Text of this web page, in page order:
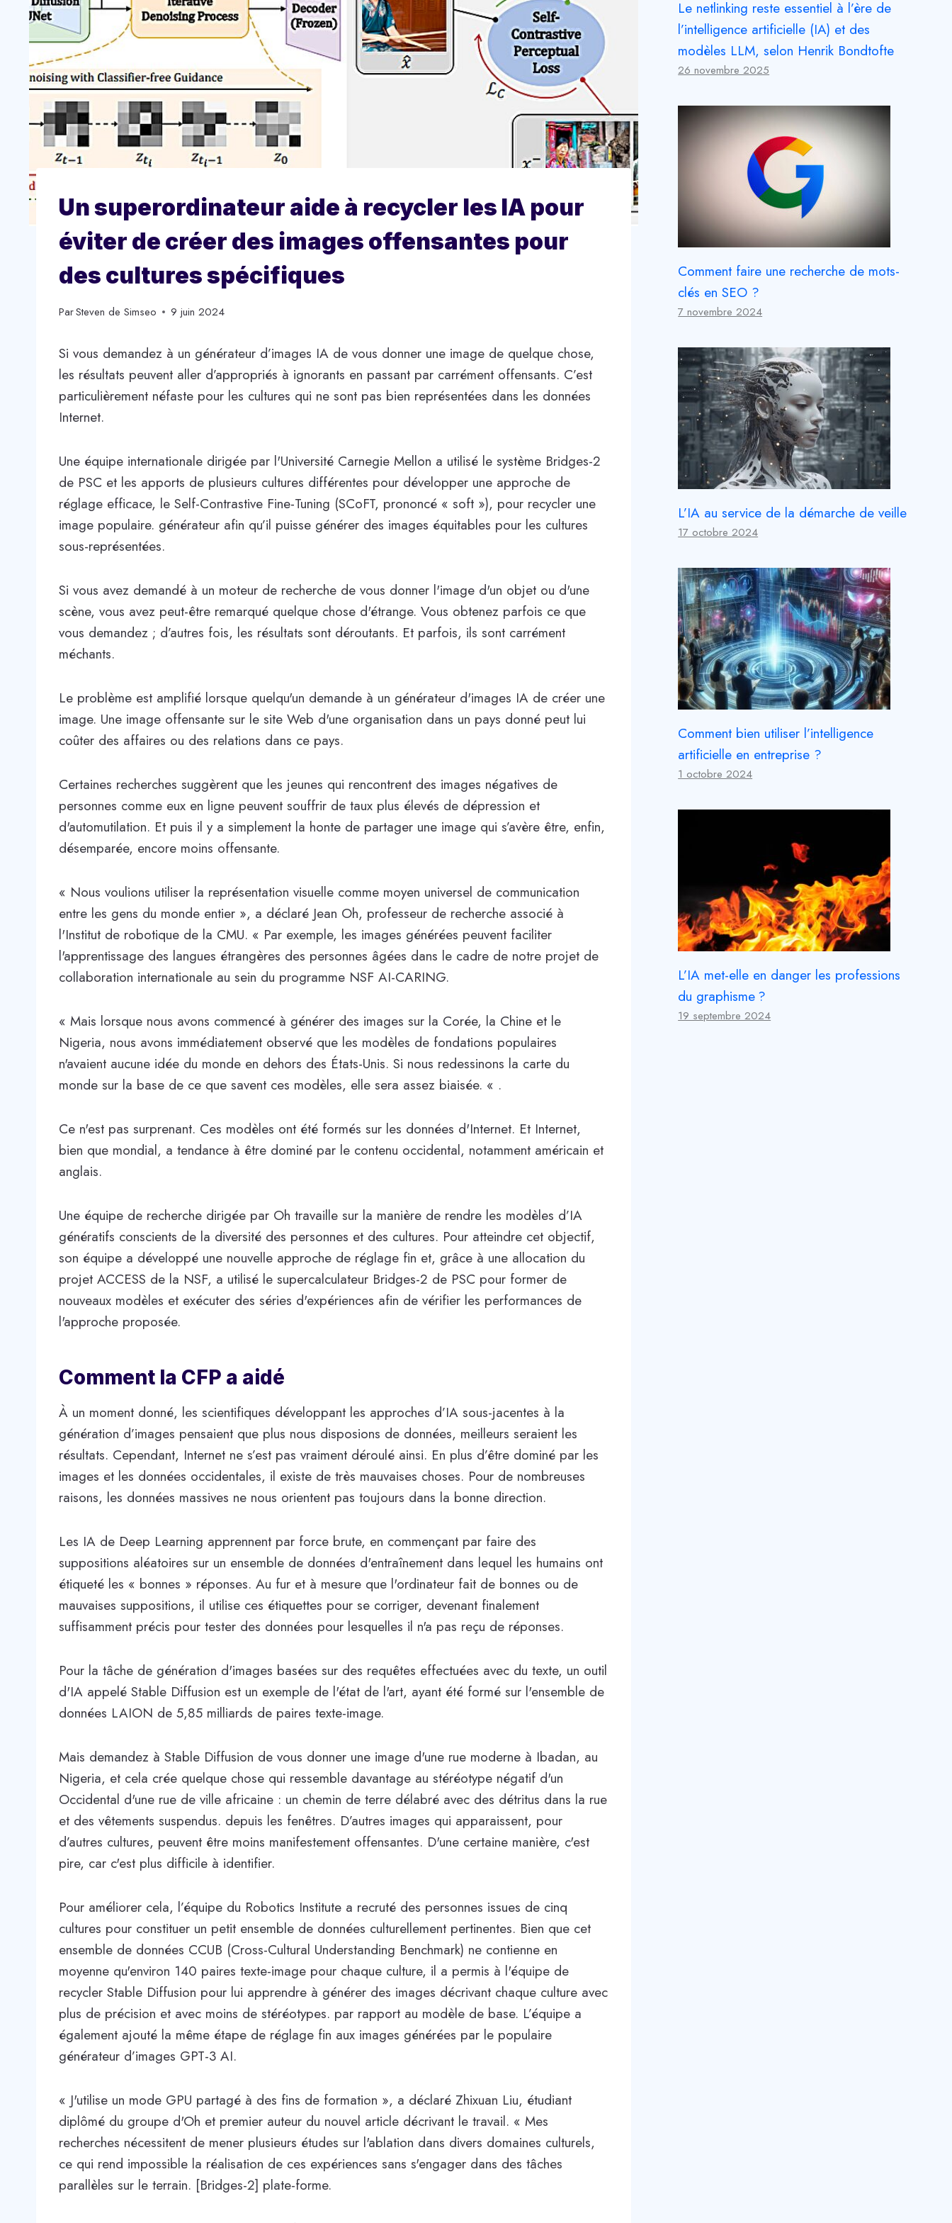
Un superordinateur aide à recycler les IA pour
éviter de créer des images offensantes pour
des cultures spécifiques
ParSteven de Simseo 9 juin 2024
Si vous demandez à un générateur d’images IA de vous donner une image de quelque chose,
les résultats peuvent aller d’appropriés à ignorants en passant par carrément offensants. C’est
particulièrement néfaste pour les cultures qui ne sont pas bien représentées dans les données
Internet.
Une équipe internationale dirigée par l'Université Carnegie Mellon a utilisé le système Bridges-2
de PSC et les apports de plusieurs cultures différentes pour développer une approche de
réglage efficace, le Self-Contrastive Fine-Tuning (SCoFT, prononcé « soft »), pour recycler une
image populaire. générateur afin qu’il puisse générer des images équitables pour les cultures
sous-représentées.
Si vous avez demandé à un moteur de recherche de vous donner l'image d'un objet ou d'une
scène, vous avez peut-être remarqué quelque chose d'étrange. Vous obtenez parfois ce que
vous demandez ; d’autres fois, les résultats sont déroutants. Et parfois, ils sont carrément
méchants.
Le problème est amplifié lorsque quelqu'un demande à un générateur d'images IA de créer une
image. Une image offensante sur le site Web d'une organisation dans un pays donné peut lui
coûter des affaires ou des relations dans ce pays.
Certaines recherches suggèrent que les jeunes qui rencontrent des images négatives de
personnes comme eux en ligne peuvent souffrir de taux plus élevés de dépression et
d'automutilation. Et puis il y a simplement la honte de partager une image qui s’avère être, enfin,
désemparée, encore moins offensante.
« Nous voulions utiliser la représentation visuelle comme moyen universel de communication
entre les gens du monde entier », a déclaré Jean Oh, professeur de recherche associé à
l'Institut de robotique de la CMU. « Par exemple, les images générées peuvent faciliter
l'apprentissage des langues étrangères des personnes âgées dans le cadre de notre projet de
collaboration internationale au sein du programme NSF AI-CARING.
« Mais lorsque nous avons commencé à générer des images sur la Corée, la Chine et le
Nigeria, nous avons immédiatement observé que les modèles de fondations populaires
n'avaient aucune idée du monde en dehors des États-Unis. Si nous redessinons la carte du
monde sur la base de ce que savent ces modèles, elle sera assez biaisée. « .
Ce n'est pas surprenant. Ces modèles ont été formés sur les données d'Internet. Et Internet,
bien que mondial, a tendance à être dominé par le contenu occidental, notamment américain et
anglais.
Une équipe de recherche dirigée par Oh travaille sur la manière de rendre les modèles d’IA
génératifs conscients de la diversité des personnes et des cultures. Pour atteindre cet objectif,
son équipe a développé une nouvelle approche de réglage fin et, grâce à une allocation du
projet ACCESS de la NSF, a utilisé le supercalculateur Bridges-2 de PSC pour former de
nouveaux modèles et exécuter des séries d'expériences afin de vérifier les performances de
l'approche proposée.
Comment la CFP a aidé
À un moment donné, les scientifiques développant les approches d’IA sous-jacentes à la
génération d’images pensaient que plus nous disposions de données, meilleurs seraient les
résultats. Cependant, Internet ne s’est pas vraiment déroulé ainsi. En plus d’être dominé par les
images et les données occidentales, il existe de très mauvaises choses. Pour de nombreuses
raisons, les données massives ne nous orientent pas toujours dans la bonne direction.
Les IA de Deep Learning apprennent par force brute, en commençant par faire des
suppositions aléatoires sur un ensemble de données d'entraînement dans lequel les humains ont
étiqueté les « bonnes » réponses. Au fur et à mesure que l'ordinateur fait de bonnes ou de
mauvaises suppositions, il utilise ces étiquettes pour se corriger, devenant finalement
suffisamment précis pour tester des données pour lesquelles il n'a pas reçu de réponses.
Pour la tâche de génération d'images basées sur des requêtes effectuées avec du texte, un outil
d'IA appelé Stable Diffusion est un exemple de l'état de l'art, ayant été formé sur l'ensemble de
données LAION de 5,85 milliards de paires texte-image.
Mais demandez à Stable Diffusion de vous donner une image d'une rue moderne à Ibadan, au
Nigeria, et cela crée quelque chose qui ressemble davantage au stéréotype négatif d'un
Occidental d'une rue de ville africaine : un chemin de terre délabré avec des détritus dans la rue
et des vêtements suspendus. depuis les fenêtres. D’autres images qui apparaissent, pour
d’autres cultures, peuvent être moins manifestement offensantes. D'une certaine manière, c'est
pire, car c'est plus difficile à identifier.
Pour améliorer cela, l’équipe du Robotics Institute a recruté des personnes issues de cinq
cultures pour constituer un petit ensemble de données culturellement pertinentes. Bien que cet
ensemble de données CCUB (Cross-Cultural Understanding Benchmark) ne contienne en
moyenne qu'environ 140 paires texte-image pour chaque culture, il a permis à l'équipe de
recycler Stable Diffusion pour lui apprendre à générer des images décrivant chaque culture avec
plus de précision et avec moins de stéréotypes. par rapport au modèle de base. L’équipe a
également ajouté la même étape de réglage fin aux images générées par le populaire
générateur d’images GPT-3 AI.
« J'utilise un mode GPU partagé à des fins de formation », a déclaré Zhixuan Liu, étudiant
diplômé du groupe d'Oh et premier auteur du nouvel article décrivant le travail. « Mes
recherches nécessitent de mener plusieurs études sur l'ablation dans divers domaines culturels,
ce qui rend impossible la réalisation de ces expériences sans s'engager dans des tâches
parallèles sur le terrain. [Bridges-2] plate-forme.
Le netlinking reste essentiel à l’ère de
l’intelligence artificielle (IA) et des
modèles LLM, selon Henrik Bondtofte
26 novembre 2025
Comment faire une recherche de mots-
clés en SEO ?
7 novembre 2024
L’IA au service de la démarche de veille
17 octobre 2024
Comment bien utiliser l’intelligence
artificielle en entreprise ?
1 octobre 2024
L’IA met-elle en danger les professions
du graphisme ?
19 septembre 2024